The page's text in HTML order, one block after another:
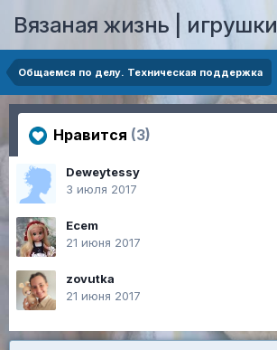
Вязаная жизнь | игрушки
Общаемся по делу. Техническая поддержка
Нравится (3)
Deweytessy
3 июля 2017
Ecem
21 июня 2017
zovutka
21 июня 2017